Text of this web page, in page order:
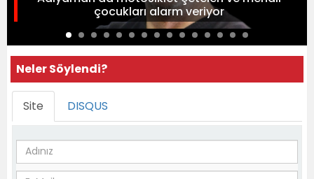
çocukları alarm veriyor
Neler Söylendi?
Site DISQUS